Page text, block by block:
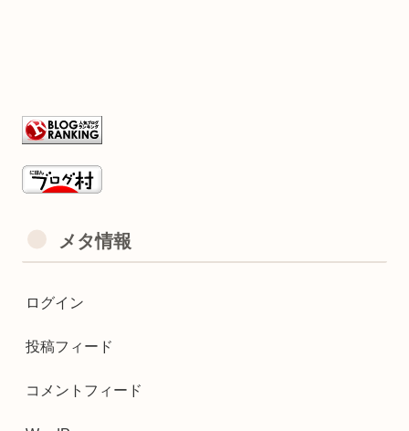
メタ情報
ログイン
投稿フィード
コメントフィード